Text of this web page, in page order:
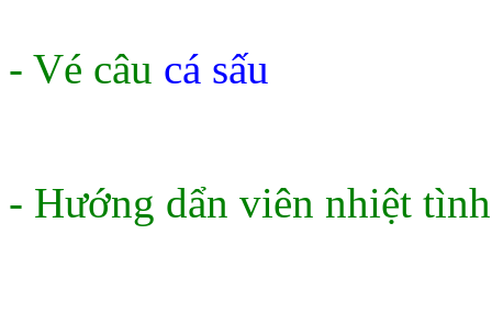
- Vé câu cá sấu
- Hướng dẩn viên nhiệt